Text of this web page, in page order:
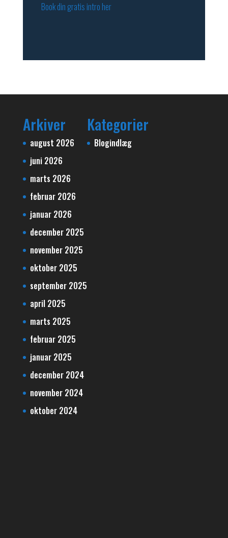
Book din gratis intro her
Arkiver
august 2026
juni 2026
marts 2026
februar 2026
januar 2026
december 2025
november 2025
oktober 2025
september 2025
april 2025
marts 2025
februar 2025
januar 2025
december 2024
november 2024
oktober 2024
Kategorier
Blogindlæg